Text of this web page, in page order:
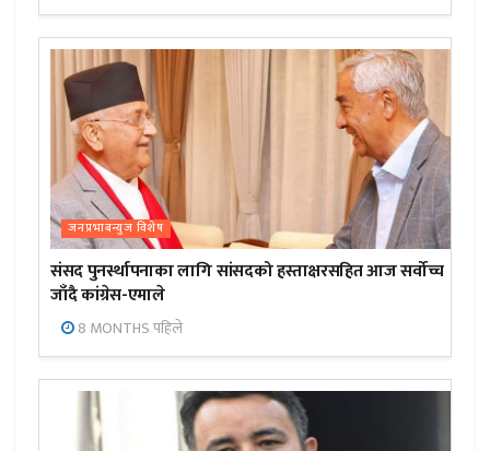
जनप्रभाबन्युज विशेष
संसद पुनर्स्थापनाका लागि सांसदको हस्ताक्षरसहित आज सर्वोच्च
जाँदै कांग्रेस-एमाले
8 MONTHS पहिले